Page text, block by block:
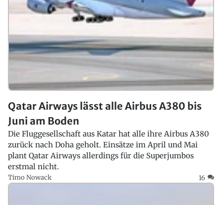
Qatar Airways lässt alle Airbus A380 bis
Juni am Boden
Die Fluggesellschaft aus Katar hat alle ihre Airbus A380
zurück nach Doha geholt. Einsätze im April und Mai
plant Qatar Airways allerdings für die Superjumbos
erstmal nicht.
Timo Nowack 16